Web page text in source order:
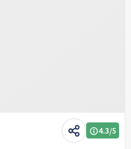
4.3/5